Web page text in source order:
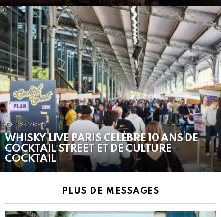
1.8k Views
WHISKY LIVE PARIS CÉLÈBRE 10 ANS DE
COCKTAIL STREET ET DE CULTURE
COCKTAIL
PLUS DE MESSAGES